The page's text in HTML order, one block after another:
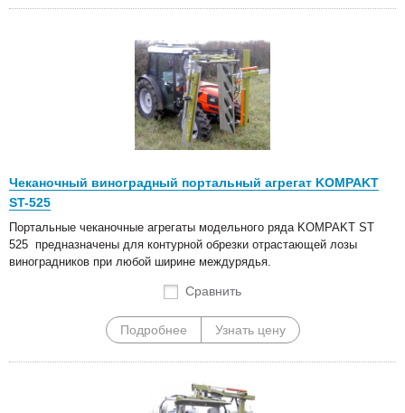
Чеканочный виноградный портальный агрегат KOMPAKT
ST-525
Портальные чеканочные агрегаты модельного ряда KOMPAKT ST
525 предназначены для контурной обрезки отрастающей лозы
виноградников при любой ширине междурядья.
Сравнить
Подробнее Узнать цену